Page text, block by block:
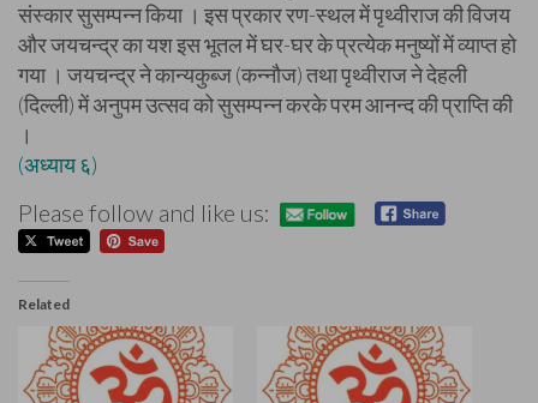
संस्कार सुसम्पन्न किया । इस प्रकार रण-स्थल में पृथ्वीराज की विजय
और जयचन्द्र का यश इस भूतल में घर-घर के प्रत्येक मनुष्यों में व्याप्त हो
गया । जयचन्द्र ने कान्यकुब्ज (कन्नौज) तथा पृथ्वीराज ने देहली
(दिल्ली) में अनुपम उत्सव को सुसम्पन्न करके परम आनन्द की प्राप्ति की
।
(अध्याय ६)
Please follow and like us:
Related